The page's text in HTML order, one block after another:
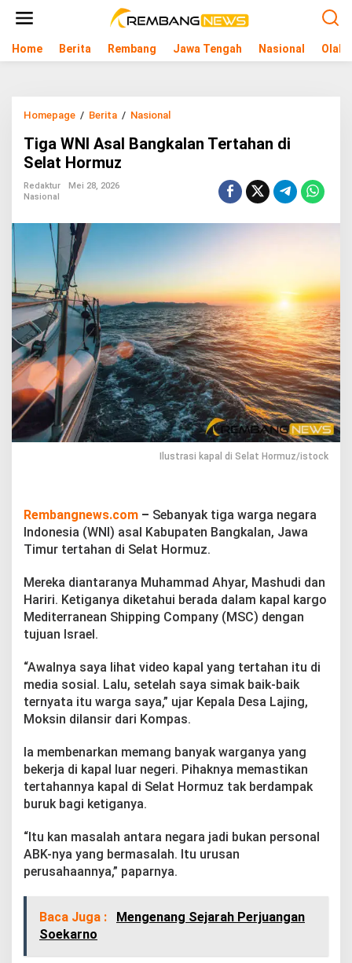
t
Home Berita Rembang Jawa Tengah Nasional
Homepage / Berita / Nasional
g
a
n
g
k
a
l
a
n
T
e
r
t
a
d
S
e
a
t
o
u
z
Tiga WNI Asal Bangkalan Tertahan di
Selat Hormuz
Redaktur
Mei 28, 2026
Nasional
Ilustrasi kapal di Selat Hormuz/istock
Rembangnews.com – Sebanyak tiga warga negara
Indonesia (WNI) asal Kabupaten Bangkalan, Jawa
Timur tertahan di Selat Hormuz.
Mereka diantaranya Muhammad Ahyar, Mashudi dan
Hariri. Ketiganya diketahui berada dalam kapal kargo
Mediterranean Shipping Company (MSC) dengan
tujuan Israel.
“Awalnya saya lihat video kapal yang tertahan itu di
media sosial. Lalu, setelah saya simak baik-baik
ternyata itu warga saya,” ujar Kepala Desa Lajing,
Moksin dilansir dari Kompas.
Ia membenarkan memang banyak warganya yang
bekerja di kapal luar negeri. Pihaknya memastikan
tertahannya kapal di Selat Hormuz tak berdampak
buruk bagi ketiganya.
“Itu kan masalah antara negara jadi bukan personal
ABK-nya yang bermasalah. Itu urusan
perusahaannya,” paparnya.
Baca Juga :
Mengenang Sejarah Perjuangan
Soekarno